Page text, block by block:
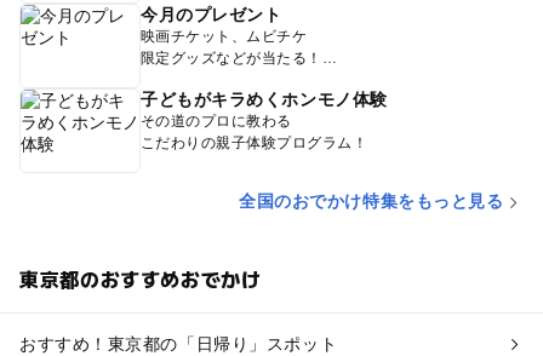
今月のプレゼント
映画チケット、ムビチケ
限定グッズなどが当たる！
子どもがキラめくホンモノ体験
その道のプロに教わる
こだわりの親子体験プログラム！
全国のおでかけ特集をもっと見る
東京都のおすすめおでかけ
おすすめ！東京都の「日帰り」スポット